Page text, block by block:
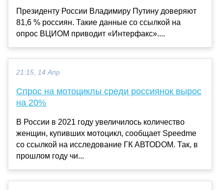
Президенту России Владимиру Путину доверяют
81,6 % россиян. Такие данные со ссылкой на
опрос ВЦИОМ приводит «Интерфакс»....
21:15, 14 Апр
Спрос на мотоциклы среди россиянок вырос
на 20%
В России в 2021 году увеличилось количество
женщин, купивших мотоцикл, сообщает Speedme
со ссылкой на исследование ГК АВТОDOM. Так, в
прошлом году чи...